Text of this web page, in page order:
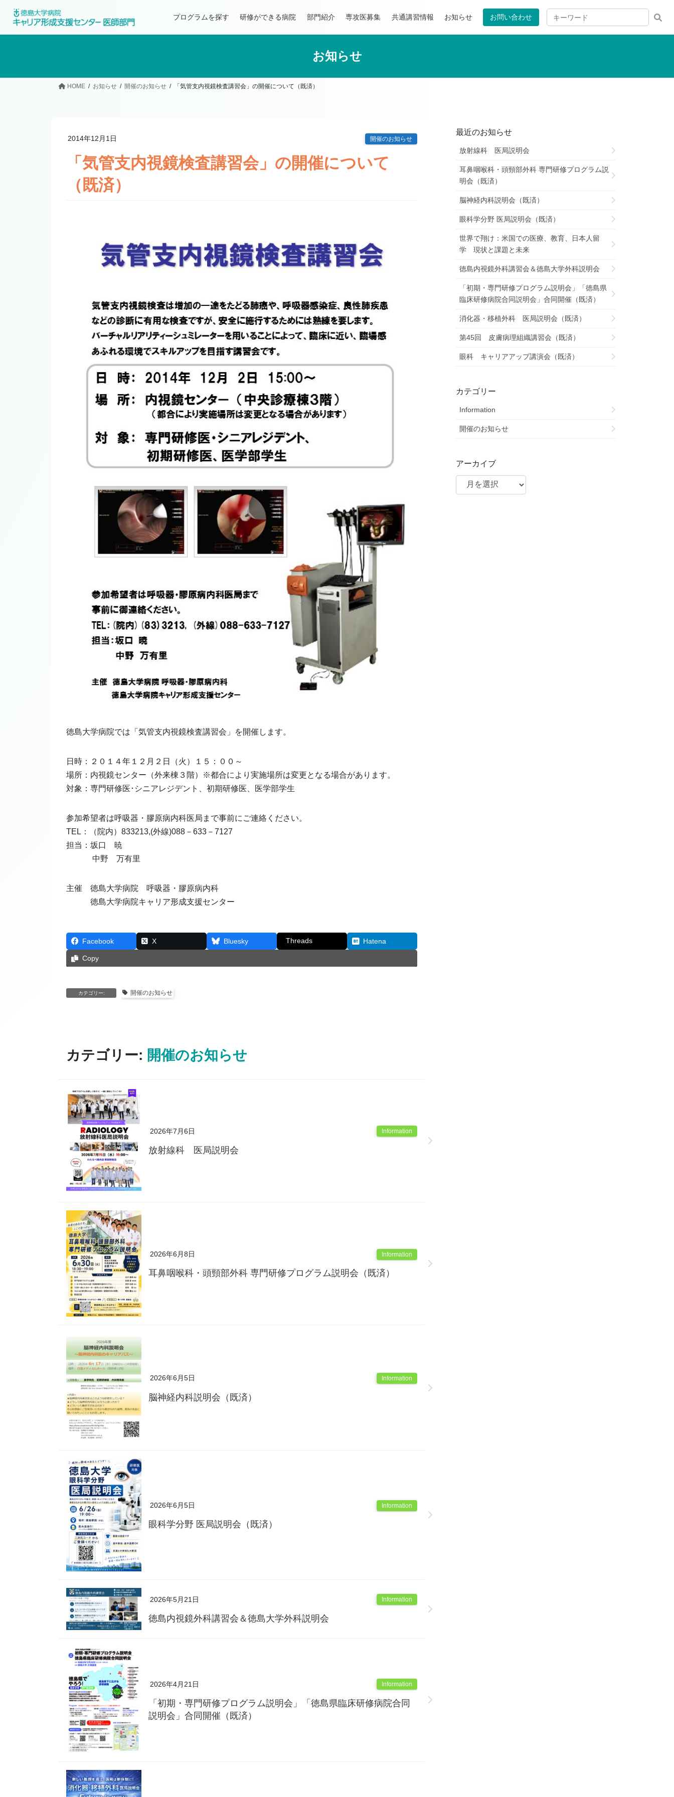
プログラムを探す 研修ができる病院 部門紹介 専攻医募集 共通講習情報 お知らせ お問い合わせ
お知らせ
HOME お知らせ 開催のお知らせ 「気管支内視鏡検査講習会」の開催について（既済）
2014年12月1日 開催のお知らせ
「気管支内視鏡検査講習会」の開催について
（既済）
徳島大学病院では「気管支内視鏡検査講習会」を開催します。
日時：２０１４年１２月２日（火）１５：００～
場所：内視鏡センター（外来棟３階）※都合により実施場所は変更となる場合があります。
対象：専門研修医･シニアレジデント、初期研修医、医学部学生
参加希望者は呼吸器・膠原病内科医局まで事前にご連絡ください。
TEL：（院内）833213,(外線)088－633－7127
担当：坂口 暁
中野 万有里
主催 徳島大学病院 呼吸器・膠原病内科
徳島大学病院キャリア形成支援センター
Facebook X Bluesky Threads Hatena
Copy
カテゴリー: 開催のお知らせ
カテゴリー: 開催のお知らせ
2026年7月6日 Information
放射線科 医局説明会
2026年6月8日 Information
耳鼻咽喉科・頭頸部外科 専門研修プログラム説明会（既済）
2026年6月5日 Information
脳神経内科説明会（既済）
2026年6月5日 Information
眼科学分野 医局説明会（既済）
2026年5月21日 Information
徳島内視鏡外科講習会＆徳島大学外科説明会
2026年4月21日 Information
「初期・専門研修プログラム説明会」「徳島県臨床研修病院合同
説明会」合同開催（既済）
最近のお知らせ
放射線科 医局説明会
耳鼻咽喉科・頭頸部外科 専門研修プログラム説
明会（既済）
脳神経内科説明会（既済）
眼科学分野 医局説明会（既済）
世界で翔け：米国での医療、教育、日本人留
学 現状と課題と未来
徳島内視鏡外科講習会＆徳島大学外科説明会
「初期・専門研修プログラム説明会」「徳島県
臨床研修病院合同説明会」合同開催（既済）
消化器・移植外科 医局説明会（既済）
第45回 皮膚病理組織講習会（既済）
眼科 キャリアアップ講演会（既済）
カテゴリー
Information
開催のお知らせ
アーカイブ